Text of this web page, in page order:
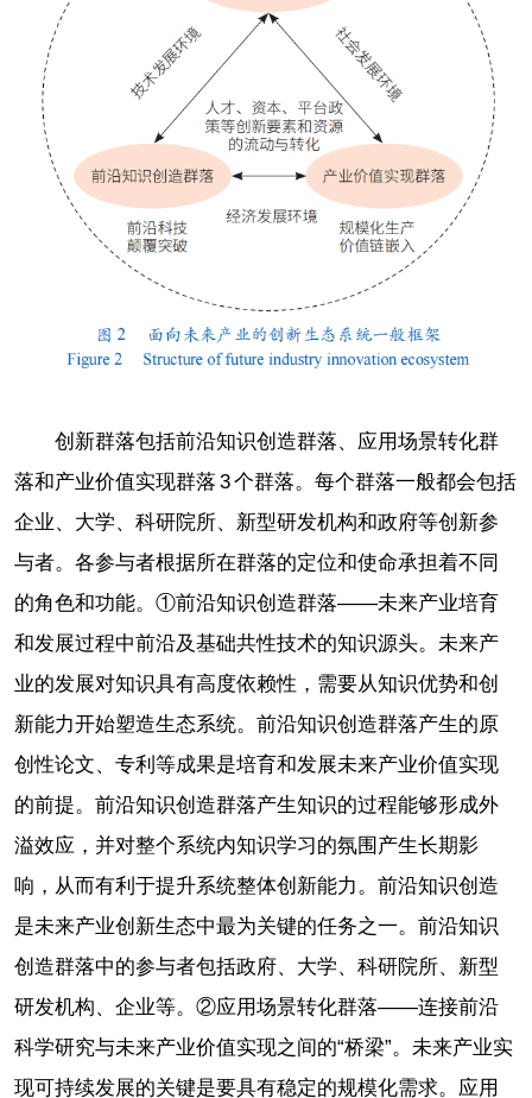
创新群落包括前沿知识创造群落、应用场景转化群
落和产业价值实现群落 3 个群落。每个群落一般都会包括
企业、大学、科研院所、新型研发机构和政府等创新参
与者。各参与者根据所在群落的定位和使命承担着不同
的角色和功能。①前沿知识创造群落——未来产业培育
和发展过程中前沿及基础共性技术的知识源头。未来产
业的发展对知识具有高度依赖性，需要从知识优势和创
新能力开始塑造生态系统。前沿知识创造群落产生的原
创性论文、专利等成果是培育和发展未来产业价值实现
的前提。前沿知识创造群落产生知识的过程能够形成外
溢效应，并对整个系统内知识学习的氛围产生长期影
响，从而有利于提升系统整体创新能力。前沿知识创造
是未来产业创新生态中最为关键的任务之一。前沿知识
创造群落中的参与者包括政府、大学、科研院所、新型
研发机构、企业等。②应用场景转化群落——连接前沿
科学研究与未来产业价值实现之间的“桥梁”。未来产业实
现可持续发展的关键是要具有稳定的规模化需求。应用